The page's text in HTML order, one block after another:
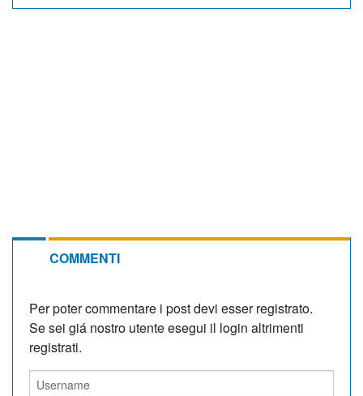
COMMENTI
Per poter commentare i post devi esser registrato.
Se sei giá nostro utente esegui il login altrimenti
registrati.